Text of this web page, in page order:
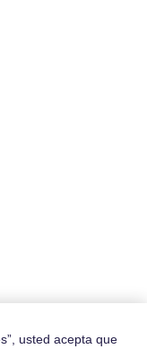
usted acepta que